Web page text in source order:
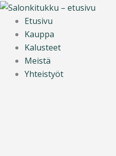
Siirry
sisältöönEtusivu
Kauppa
Kalusteet
Meistä
Yhteistyöt